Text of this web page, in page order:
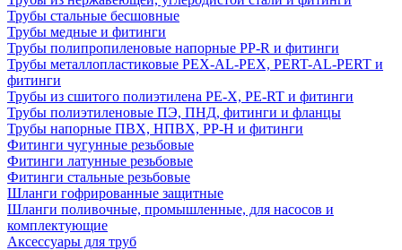
Трубы стальные бесшовные
Трубы медные и фитинги
Трубы полипропиленовые напорные PP-R и фитинги
Трубы металлопластиковые PEX-AL-PEX, PERT-AL-PERT и
фитинги
Трубы из сшитого полиэтилена PE-X, PE-RT и фитинги
Трубы полиэтиленовые ПЭ, ПНД, фитинги и фланцы
Трубы напорные ПВХ, НПВХ, PP-H и фитинги
Фитинги чугунные резьбовые
Фитинги латунные резьбовые
Фитинги стальные резьбовые
Шланги гофрированные защитные
Шланги поливочные, промышленные, для насосов и
комплектующие
Аксессуары для труб